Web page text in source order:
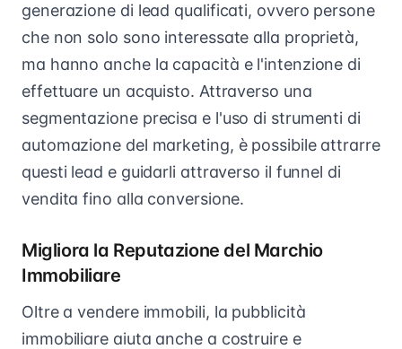
generazione di lead qualificati, ovvero persone
che non solo sono interessate alla proprietà,
ma hanno anche la capacità e l'intenzione di
effettuare un acquisto. Attraverso una
segmentazione precisa e l'uso di strumenti di
automazione del marketing, è possibile attrarre
questi lead e guidarli attraverso il funnel di
vendita fino alla conversione.
Migliora la Reputazione del Marchio
Immobiliare
Oltre a vendere immobili, la pubblicità
immobiliare aiuta anche a costruire e